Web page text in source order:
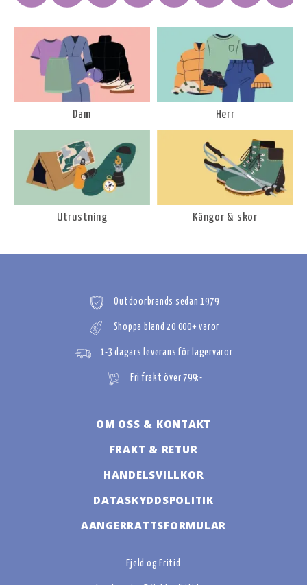
Dam Herr
Utrustning Kängor & skor
Outdoorbrands sedan 1979
Shoppa bland 20 000+ varor
1-3 dagars leverans för lagervaror
Fri frakt över 799:-
OM OSS & KONTAKT
FRAKT & RETUR
HANDELSVILLKOR
DATASKYDDSPOLITIK
AANGERRATTSFORMULAR
Fjeld og Fritid